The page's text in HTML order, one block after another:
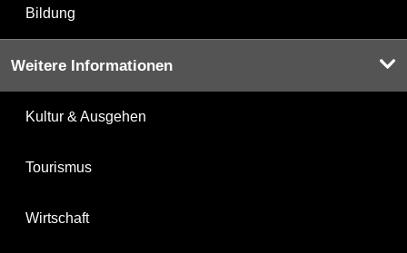
Bildung
Weitere Informationen
Kultur & Ausgehen
Tourismus
Wirtschaft